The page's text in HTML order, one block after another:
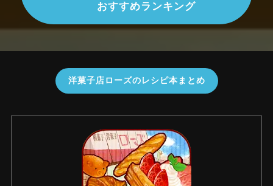
おすすめランキング
洋菓子店ローズのレシピ本まとめ